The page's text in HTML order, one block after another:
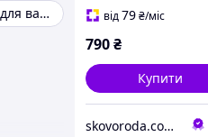
Сміттєве відро для ванної кімнати
від79₴/міс
790₴
Купити
skovoroda.com.ua – все для кухні та дому